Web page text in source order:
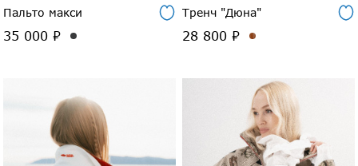
Пальто макси
35 000 ₽
Тренч "Дюна"
28 800 ₽